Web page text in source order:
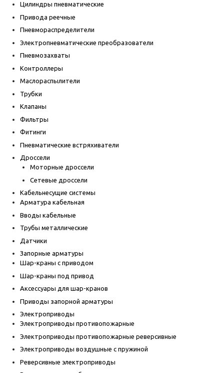
Цилиндры пневматические
Привода реечные
Пневмораспределители
Электропневматические преобразователи
Пневмозахваты
Контроллеры
Маслораспылители
Трубки
Клапаны
Фильтры
Фитинги
Пневматические встряхиватели
Дроссели
Моторные дроссели
Сетевые дроссели
Кабельнесущие системы
Арматура кабельная
Вводы кабельные
Трубы металлические
Датчики
Запорные арматуры
Шар-краны с приводом
Шар-краны под привод
Аксессуары для шар-кранов
Приводы запорной арматуры
Электроприводы
Электроприводы противопожарные
Электроприводы противопожарные реверсивные
Электроприводы воздушные с пружиной
Реверсивные электроприводы